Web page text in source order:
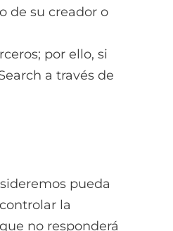
de su creador o
por ello, si
a través de
pueda
la
no responderá